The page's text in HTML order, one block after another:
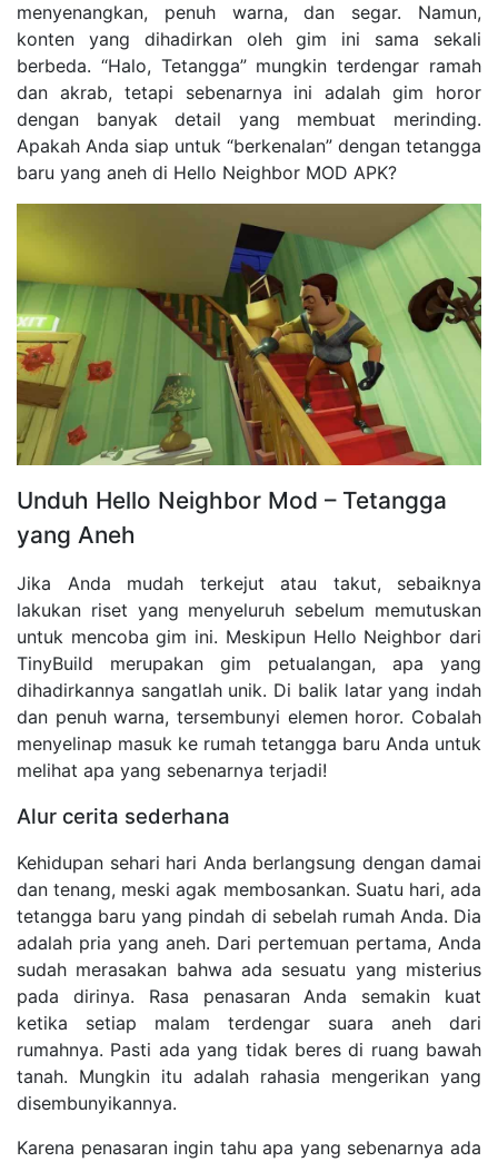
menyenangkan, penuh warna, dan segar. Namun,
konten yang dihadirkan oleh gim ini sama sekali
berbeda. “Halo, Tetangga” mungkin terdengar ramah
dan akrab, tetapi sebenarnya ini adalah gim horor
dengan banyak detail yang membuat merinding.
Apakah Anda siap untuk “berkenalan” dengan tetangga
baru yang aneh di Hello Neighbor MOD APK?
Unduh Hello Neighbor Mod – Tetangga
yang Aneh
Jika Anda mudah terkejut atau takut, sebaiknya
lakukan riset yang menyeluruh sebelum memutuskan
untuk mencoba gim ini. Meskipun Hello Neighbor dari
TinyBuild merupakan gim petualangan, apa yang
dihadirkannya sangatlah unik. Di balik latar yang indah
dan penuh warna, tersembunyi elemen horor. Cobalah
menyelinap masuk ke rumah tetangga baru Anda untuk
melihat apa yang sebenarnya terjadi!
Alur cerita sederhana
Kehidupan sehari hari Anda berlangsung dengan damai
dan tenang, meski agak membosankan. Suatu hari, ada
tetangga baru yang pindah di sebelah rumah Anda. Dia
adalah pria yang aneh. Dari pertemuan pertama, Anda
sudah merasakan bahwa ada sesuatu yang misterius
pada dirinya. Rasa penasaran Anda semakin kuat
ketika setiap malam terdengar suara aneh dari
rumahnya. Pasti ada yang tidak beres di ruang bawah
tanah. Mungkin itu adalah rahasia mengerikan yang
disembunyikannya.
Karena penasaran ingin tahu apa yang sebenarnya ada